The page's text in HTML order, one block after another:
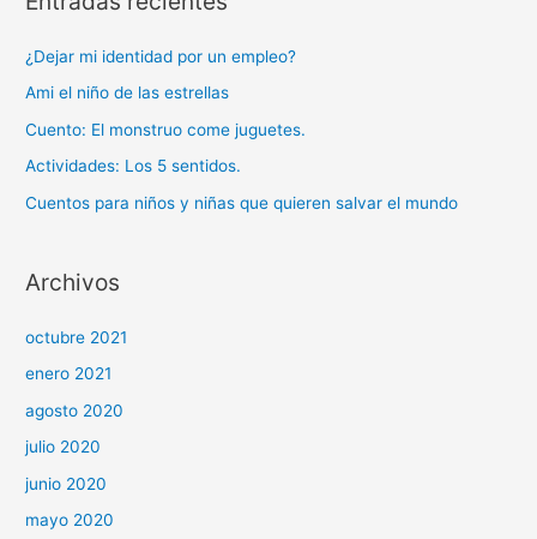
e
v
í
d
e
¿Dejar mi identidad por un empleo?
Ami el niño de las estrellas
Cuento: El monstruo come juguetes.
Actividades: Los 5 sentidos.
Cuentos para niños y niñas que quieren salvar el mundo
Archivos
octubre 2021
enero 2021
agosto 2020
julio 2020
junio 2020
mayo 2020